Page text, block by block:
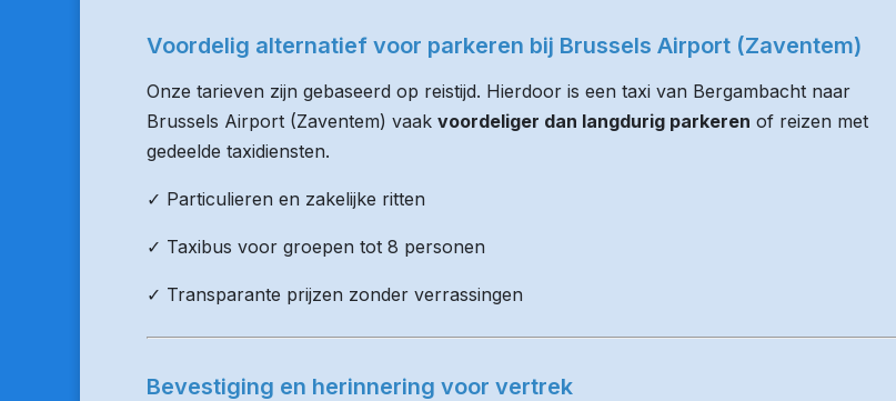
Voordelig alternatief voor parkeren bij Brussels Airport (Zaventem)
Onze tarieven zijn gebaseerd op reistijd. Hierdoor is een taxi van Bergambacht naar
Brussels Airport (Zaventem) vaak voordeliger dan langdurig parkeren of reizen met
gedeelde taxidiensten.
✓ Particulieren en zakelijke ritten
✓ Taxibus voor groepen tot 8 personen
✓ Transparante prijzen zonder verrassingen
Bevestiging en herinnering voor vertrek